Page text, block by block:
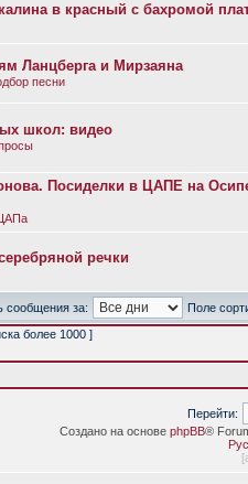
в красный с бахромой
Ланцберга и Мирзаяна
песни
школ: видео
Посиделки в ЦАПЕ на
речки
сообщения за:
Поле
более 1000 ]
Перейти:
Создано на основе phpBB®
[